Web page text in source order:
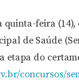
quinta-feira
de Saúde
etapa do
concursos/